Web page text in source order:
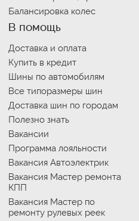
Балансировка колес
В помощь
Доставка и оплата
Купить в кредит
Шины по автомобилям
Все типоразмеры шин
Доставка шин по городам
Полезно знать
Вакансии
Программа лояльности
Вакансия Автоэлектрик
Вакансия Мастер ремонта
КПП
Вакансия Мастер по
ремонту рулевых реек